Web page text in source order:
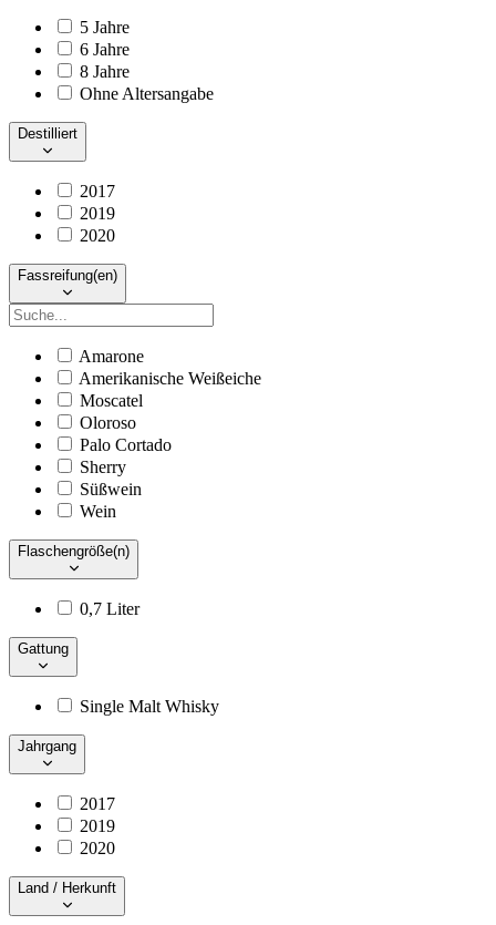
5 Jahre
6 Jahre
8 Jahre
Ohne Altersangabe
Destilliert
2017
2019
2020
Fassreifung(en)
Amarone
Amerikanische Weißeiche
Moscatel
Oloroso
Palo Cortado
Sherry
Süßwein
Wein
Flaschengröße(n)
0,7 Liter
Gattung
Single Malt Whisky
Jahrgang
2017
2019
2020
Land / Herkunft